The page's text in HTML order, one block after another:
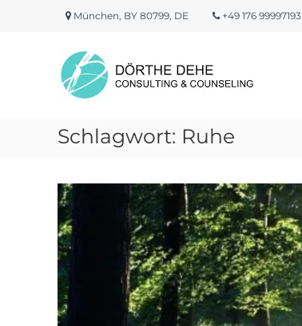
München, BY 80799, DE +49 176 99997193
Dörthe
Dehe
Consulting
Counseling
Schlagwort: Ruhe